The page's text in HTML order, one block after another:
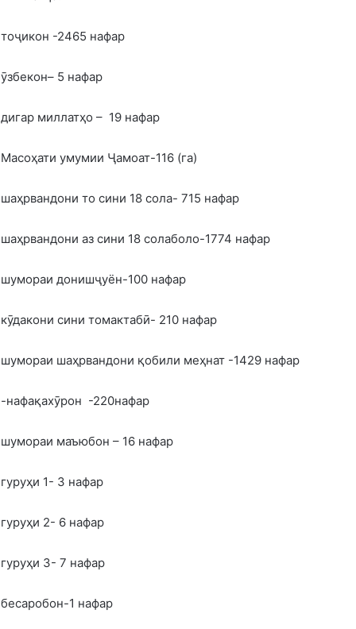
тоҷикон -2465 нафар
ӯзбекон– 5 нафар
дигар миллатҳо – 19 нафар
Масоҳати умумии Ҷамоат-116 (га)
шаҳрвандони то сини 18 сола- 715 нафар
шаҳрвандони аз сини 18 солаболо-1774 нафар
шумораи донишҷуён-100 нафар
кӯдакони сини томактабӣ- 210 нафар
шумораи шаҳрвандони қобили меҳнат -1429 нафар
-нафақахӯрон -220нафар
шумораи маъюбон – 16 нафар
гуруҳи 1- 3 нафар
гуруҳи 2- 6 нафар
гуруҳи 3- 7 нафар
бесаробон-1 нафар